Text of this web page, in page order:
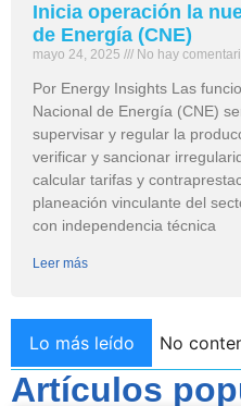
Inicia operación la
de Energía (CNE)
mayo 24, 2025 No hay
Por Energy Insights Las
Nacional de Energía (CNE)
supervisar y regular la
verificar y sancionar
calcular tarifas y
planeación vinculante del
con independencia técnica
Leer más
Lo más leído No
Artículos